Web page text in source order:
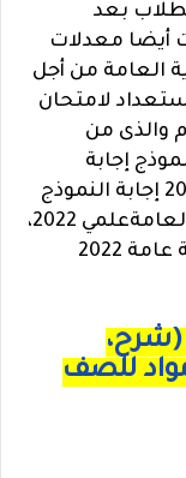
بعد
أيضا معدلات
العامة من أجل
لامتحان
والذى من
إجابة
إمتحان الجغرافيا ثالثة ثانوي أدبى 2022 إجابة النموذج
الرسمى لبوكليت الجغرافيا الثانوية العامةعلمي 2022،
2022
مذكرات الثانوية العامة 2022 (شرح،
للصف